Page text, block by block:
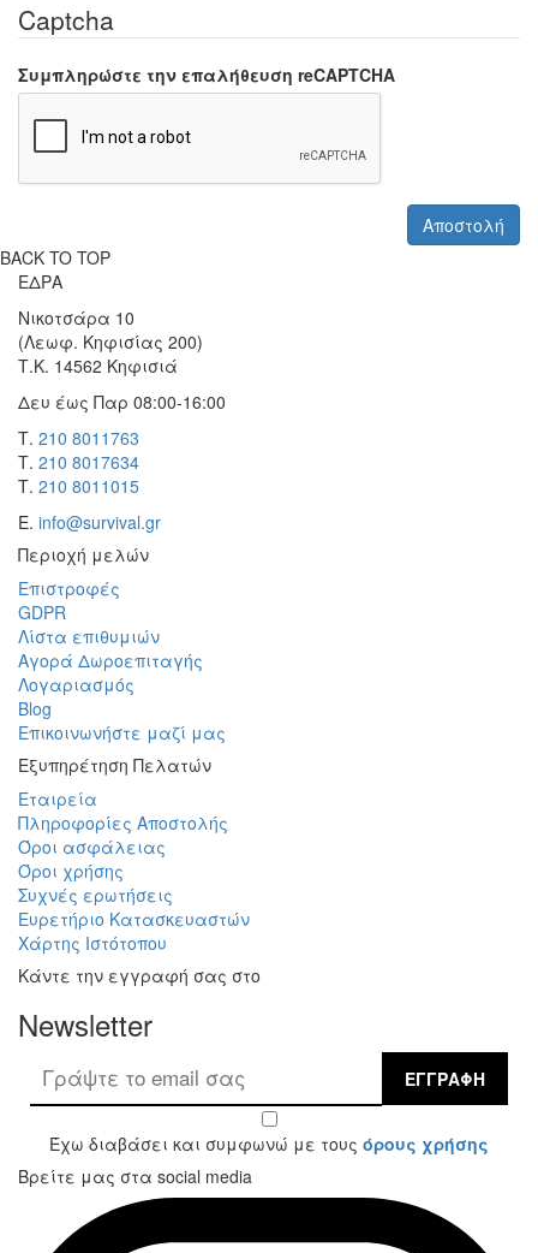
Captcha
Συμπληρώστε την επαλήθευση reCAPTCHA
BACK TO TOP
ΕΔΡΑ
Νικοτσάρα 10
(Λεωφ. Κηφισίας 200)
Τ.Κ. 14562 Κηφισιά
Δευ έως Παρ 08:00-16:00
Τ. 210 8011763
Τ. 210 8017634
Τ. 210 8011015
Ε. info@survival.gr
Περιοχή μελών
Επιστροφές
GDPR
Λίστα επιθυμιών
Αγορά Δωροεπιταγής
Λογαριασμός
Blog
Επικοινωνήστε μαζί μας
Εξυπηρέτηση Πελατών
Εταιρεία
Πληροφορίες Αποστολής
Όροι ασφάλειας
Όροι χρήσης
Συχνές ερωτήσεις
Ευρετήριο Κατασκευαστών
Χάρτης Ιστότοπου
Κάντε την εγγραφή σας στο
Newsletter
ΕΓΓΡΑΦΉ
Έχω διαβάσει και συμφωνώ με τους όρους χρήσης
Βρείτε μας στα social media